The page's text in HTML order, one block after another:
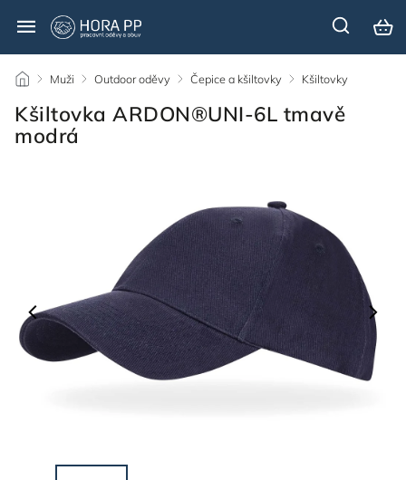
/ Muži / Outdoor oděvy / Čepice a kšiltovky / Kšiltovky
Kšiltovka ARDON®UNI-6L tmavě
modrá